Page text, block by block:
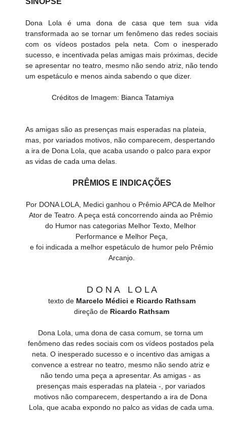
Dona Lola é uma dona de casa que tem sua vida
transformada ao se tornar um fenômeno das redes sociais
com os vídeos postados pela neta. Com o inesperado
sucesso, e incentivada pelas amigas mais próximas, decide
se apresentar no teatro, mesmo não sendo atriz, não tendo
um espetáculo e menos ainda sabendo o que dizer.
             Créditos de Imagem: Bianca Tatamiya
As amigas são as presenças mais esperadas na plateia,
mas, por variados motivos, não comparecem, despertando
a ira de Dona Lola, que acaba usando o palco para expor
as vidas de cada uma delas.
PRÊMIOS E INDICAÇÕES
Por DONA LOLA, Medici ganhou o Prêmio APCA de Melhor
Ator de Teatro. A peça está concorrendo ainda ao Prêmio
do Humor nas categorias Melhor Texto, Melhor
Performance e Melhor Peça,
e foi indicada a melhor espetáculo de humor pelo Prêmio
Arcanjo.
D O N A   L O L A
texto de Marcelo Médici e Ricardo Rathsam
direção de Ricardo Rathsam
Dona Lola, uma dona de casa comum, se torna um
fenômeno das redes sociais com os vídeos postados pela
neta. O inesperado sucesso e o incentivo das amigas a
convence a estrear no teatro, mesmo não sendo atriz e
não tendo uma peça a apresentar. As amigas - as
presenças mais esperadas na plateia -, por variados
motivos não comparecem, despertando a ira de Dona
Lola, que acaba expondo no palco as vidas de cada uma.